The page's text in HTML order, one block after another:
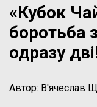
«Кубок
боротьба
одразу
Автор: В'ячеслав